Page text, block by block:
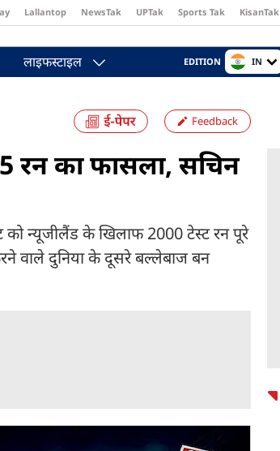
Lallantop NewsTak UPTak Sports Tak KisanTak
लाइफस्टाइल EDITION IN
Feedback
रन का फासला, सचिन
को न्यूजीलैंड के खिलाफ 2000 टेस्ट रन पूरे
वाले दुनिया के दूसरे बल्लेबाज बन